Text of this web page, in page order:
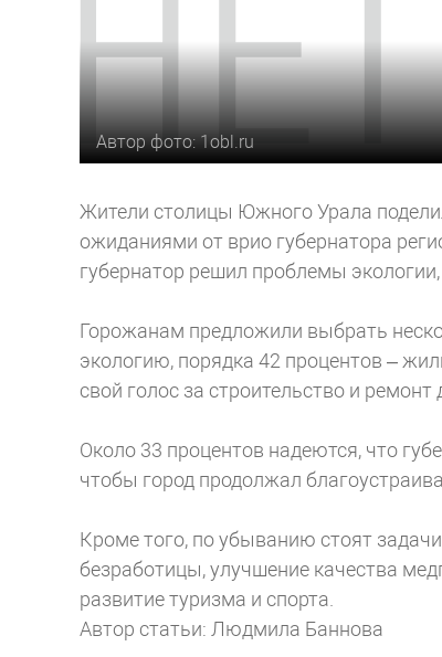
Автор фото: 1obl.ru
Жители столицы Южного Урала
ожиданиями от врио губернатора
губернатор решил проблемы
Горожанам предложили выбрать
экологию, порядка 42 процентов –
свой голос за строительство и ремонт
Около 33 процентов надеются, что
чтобы город продолжал
Кроме того, по убыванию стоят
безработицы, улучшение качества
развитие туризма и спорта.
Автор статьи: Людмила Баннова